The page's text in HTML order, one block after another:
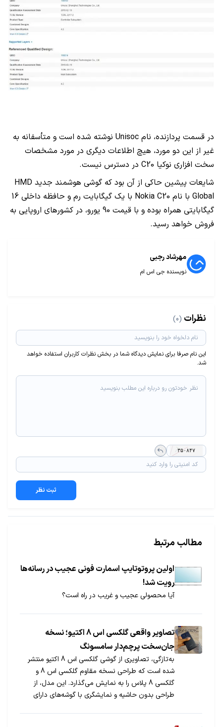
در قسمت پردازنده، نام Unisoc نوشته شده است و متأسفانه به
غیر از این دو مورد، هیچ اطلاعات دیگری در مورد مشخصات
سخت‌ افزاری نوکیا C20 در دسترس نیست.
شایعات پیشین حاکی از آن بود که گوشی هوشمند جدید HMD
Global با نام Nokia C20
با یک گیگابایت رم و حافظه داخلی 16
گیگابایتی همراه بوده و با قیمت 90 یورو، در کشورهای اروپایی به
فروش خواهد رسید.
مهرشاد رجبی
نویسنده جی اس ام
نظرات (0)
این نام صرفا برای نمایش دیدگاه شما در بخش نظرات کاربران استفاده خواهد
شد.
ثبت نظر
مطالب مرتبط
اولین پروتوتایپ اسمارت فونی عجیب در رسانه‌ها
رویت شد!
آیا محصولی عجیب و غریب در راه است؟
تصاویر واقعی گلکسی اس 8 اکتیو؛ نسخه
جان‎سخت پرچم‎دار سامسونگ
به‎تازگی، تصاویری از گوشی گلکسی اس 8 اکتیو منتشر
شده است که طراحی نسخه مقاوم گلکسی اس 8 و
گلکسی 8 پلاس را به نمایش می‎گذارد. این مدل، از
طراحی بدون حاشیه و نمایشگری با گوشه‎های دارای